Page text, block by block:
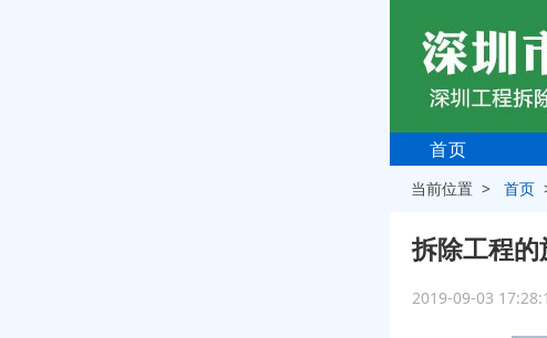
首页
当前位置 >首页
拆除工程的
2019-09-03